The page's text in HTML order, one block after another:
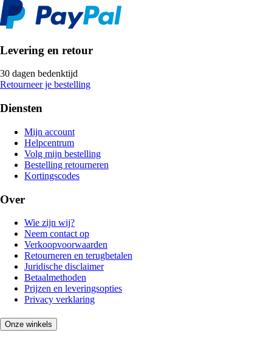
Levering en retour
30 dagen bedenktijd
Retourneer je bestelling
Diensten
Mijn account
Helpcentrum
Volg mijn bestelling
Bestelling retourneren
Kortingscodes
Over
Wie zijn wij?
Neem contact op
Verkoopvoorwaarden
Retourneren en terugbetalen
Juridische disclaimer
Betaalmethoden
Prijzen en leveringsopties
Privacy verklaring
Onze winkels